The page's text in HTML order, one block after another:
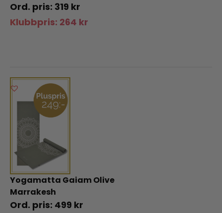
319 kr
Klubbpris: 264 kr
Yogamatta Gaiam Olive
Marrakesh
499 kr